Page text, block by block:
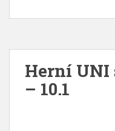
Herní UNI
– 10.1